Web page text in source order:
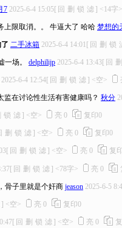
7 2025-6-4 15:05[ 回 删 锁 滤 ] <14字>
上限取消。。 牛逼大了 哈哈 梦想的
二手冰箱 2025-6-4 14:01 [ 回 删 锁
场。 delphilijp 2025-6-4 13:43[ 回 删
2025-6-4 12:54[ 回 删 锁 滤 ] <空>
在讨论性生活有害健康吗？ 秋分
锁 滤 ] <空> 亮 0 复印0
删 锁 滤 ] <空> 亮 0 复印0
[ 回 删 锁 滤 ] <空> 亮 0 复
[ 回 删 锁 滤 ] <78字> 亮 0
骨子里就是个奸商 jeason 2025-6-5
] <空> 亮 0 复印0
[ 回 删 锁 滤 ] <空> 亮 0